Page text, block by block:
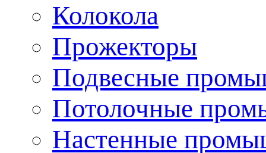
Колокола
Прожекторы
Подвесные
Потолочные
Настенные